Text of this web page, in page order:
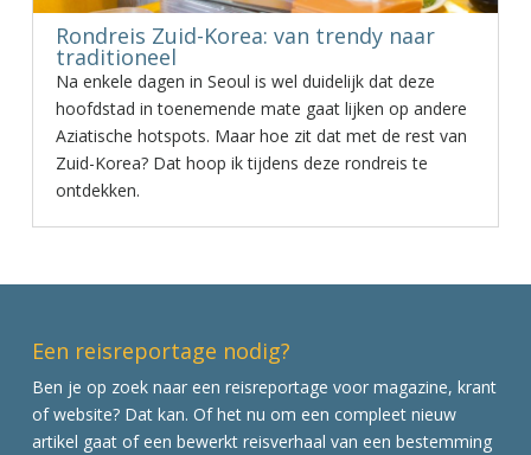
Rondreis Zuid-Korea: van trendy naar
traditioneel
Na enkele dagen in Seoul is wel duidelijk dat deze
hoofdstad in toenemende mate gaat lijken op andere
Aziatische hotspots. Maar hoe zit dat met de rest van
Zuid-Korea? Dat hoop ik tijdens deze rondreis te
ontdekken.
Een reisreportage nodig?
Ben je op zoek naar een reisreportage voor magazine, krant
of website? Dat kan. Of het nu om een compleet nieuw
artikel gaat of een bewerkt reisverhaal van een bestemming